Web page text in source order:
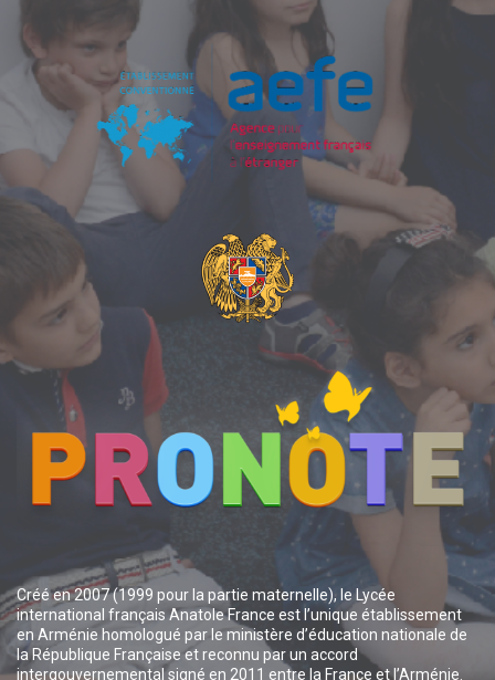
Créé en 2007 (1999 pour la partie maternelle), le Lycée
international français Anatole France est l’unique établissement
en Arménie homologué par le ministère d’éducation nationale de
la République Française et reconnu par un accord
intergouvernemental signé en 2011 entre la France et l’Arménie.